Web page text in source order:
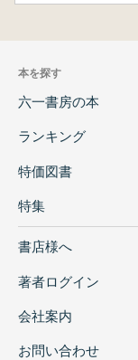
本を探す
六一書房の本
ランキング
特価図書
特集
書店様へ
著者ログイン
会社案内
お問い合わせ